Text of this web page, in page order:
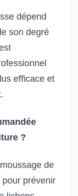
dépend
son degré
efficace et
?
de
prévenir